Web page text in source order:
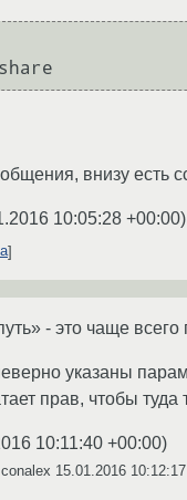
внизу есть
10:05:28 +00:00)
- это чаще
указаны
прав, чтобы туда
10:11:40 +00:00)
15.01.2016